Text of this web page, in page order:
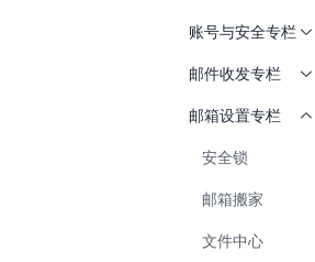
账号与安全专栏
邮件收发专栏
邮箱设置专栏
安全锁
邮箱搬家
文件中心